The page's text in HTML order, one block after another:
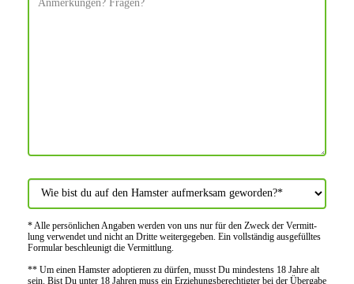
* Alle persön­lichen Angaben werden von uns nur für den Zweck der Vermitt­
lung verwendet und nicht an Dritte weiter­gegeben. Ein voll­ständig ausge­fülltes
Formular beschleu­nigt die Vermitt­lung.
** Um einen Hamster adoptieren zu dürfen, musst Du mindes­tens 18 Jahre alt
sein. Bist Du unter 18 Jahren muss ein Erziehungs­berechtigter bei der Über­gabe